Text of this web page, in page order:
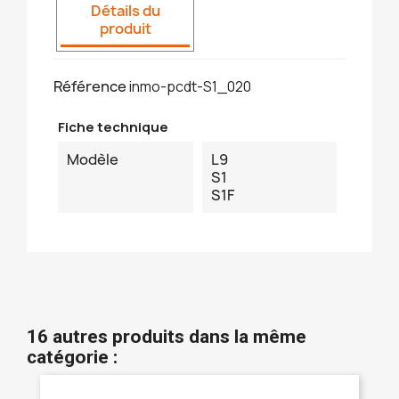
Détails du
produit
Référenceinmo-pcdt-S1_020
Fiche technique
Modèle
L9
S1
S1F
16 autres produits dans la même
catégorie :